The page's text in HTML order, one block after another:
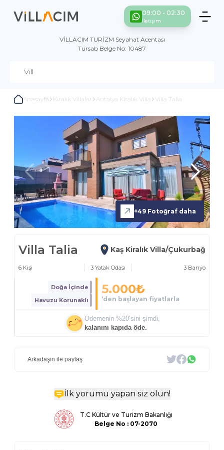
09:00 - 02:30
İletişim
VİLLACIM TURİZM Seyahat Acentası
Tursab Belge No: 10487
Anasayfa Kiralık Villalar Antalya Kiralık Villa Villa Talia
+49 Fotoğraf daha
Villa Talia Kaş Kiralık Villa/Çukurbağ
6 Kişi 3 Yatak Odası 3 Banyo
Doğa İçinde
Havuzu Korunaklı
5.000₺
‘den başlayan fiyatlarla
Ödemenin %20’sini şimdi,
kalanını kapıda öde.
Arkadaşın ile paylaş
İlk yorumu yapan siz olun!
T.C Kültür ve Turizm Bakanlığı
Belge No : 07-2070